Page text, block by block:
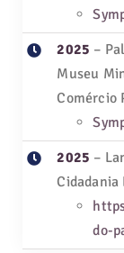
2025 –
Museu
Comércio
2025 –
Cidadania
do-